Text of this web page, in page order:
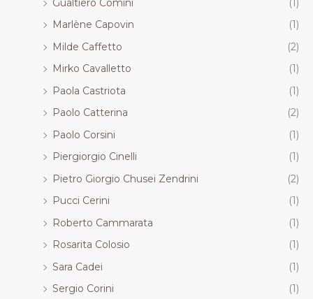
Gualtiero Comini
(1)
Marlène Capovin
(1)
Milde Caffetto
(2)
Mirko Cavalletto
(1)
Paola Castriota
(1)
Paolo Catterina
(2)
Paolo Corsini
(1)
Piergiorgio Cinelli
(1)
Pietro Giorgio Chusei Zendrini
(2)
Pucci Cerini
(1)
Roberto Cammarata
(1)
Rosarita Colosio
(1)
Sara Cadei
(1)
Sergio Corini
(1)